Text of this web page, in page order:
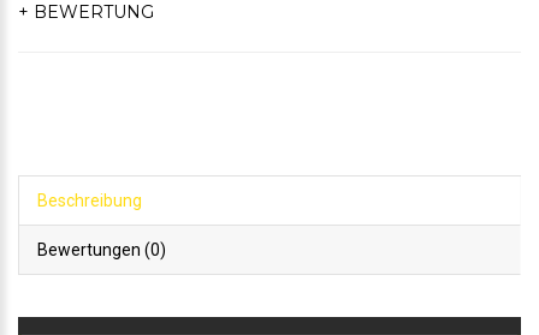
+ BEWERTUNG
Beschreibung
Bewertungen (0)